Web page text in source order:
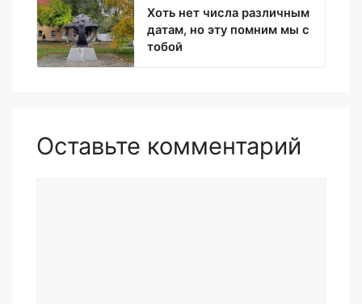
Хоть нет числа различным
датам, но эту помним мы с
тобой
Оставьте комментарий